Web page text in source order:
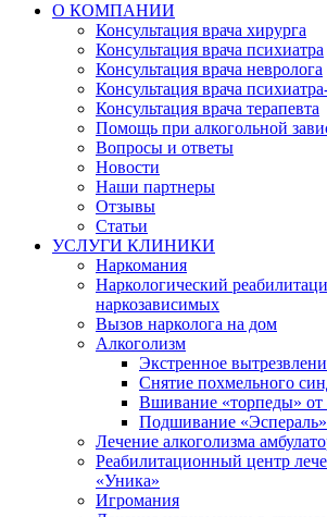
О КОМПАНИИ
Консультация врача хирурга
Консультация врача психиатра
Консультация врача невролога
Консультация врача
Консультация врача терапевта
Помощь при алкогольной
Вопросы и ответы
Новости
Наши партнеры
Отзывы
Статьи
УСЛУГИ КЛИНИКИ
Наркомания
Наркологический
наркозависимых
Вызов нарколога на дом
Алкоголизм
Экстренное
Снятие похмельного
Вшивание «торпеды» от
Подшивание «Эспераль»
Лечение алкоголизма
Реабилитационный центр
«Уника»
Игромания